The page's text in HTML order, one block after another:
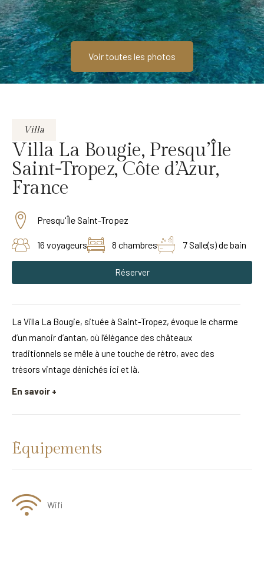
Voir toutes les photos
Villa
Villa La Bougie, Presqu’Île
Saint-Tropez, Côte d’Azur,
France
Presqu'Île Saint-Tropez
16 voyageurs 8 chambres 7 Salle(s) de bain
Réserver
La Villa La Bougie, située à Saint-Tropez, évoque le charme
d’un manoir d’antan, où l’élégance des châteaux
traditionnels se mêle à une touche de rétro, avec des
trésors vintage dénichés ici et là.
En savoir +
Équipements
Wifi